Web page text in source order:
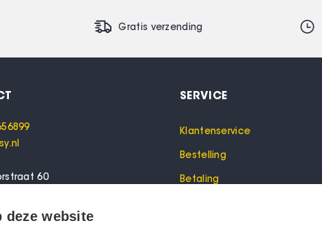
Gratis verzending
60
SERVICE
Klantenservice
Bestelling
Betaling
deze website